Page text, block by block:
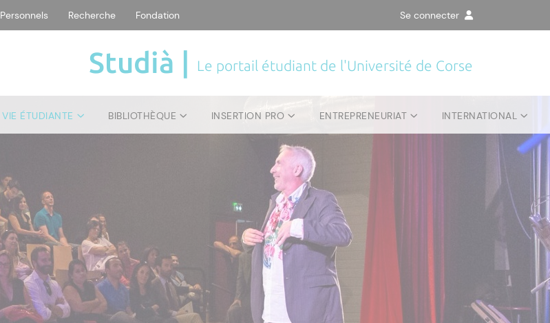
Personnels Recherche Fondation Se connecter
Studià | Le portail étudiant de l'Université de Corse
VIE ÉTUDIANTE BIBLIOTHÈQUE INSERTION PRO ENTREPRENEURIAT INTERNATIONAL